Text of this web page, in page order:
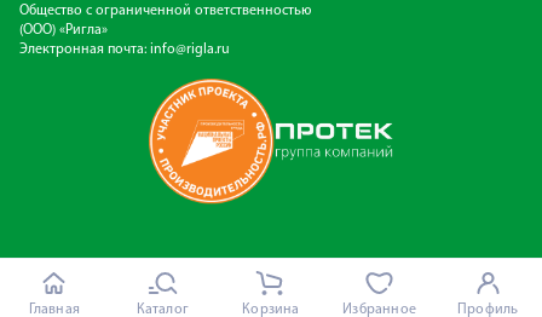
Общество с ограниченной ответственностью
(ООО) «Ригла»
Электронная почта: info@rigla.ru
Главная Каталог Корзина Избранное Профиль